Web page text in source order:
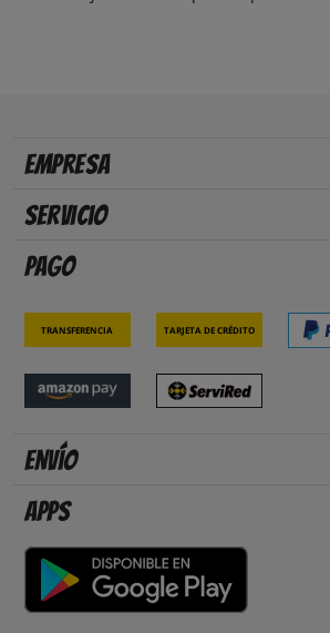
Empresa
Servicio
Pago
Transferencia Tarjeta de crédito
Envío
Apps